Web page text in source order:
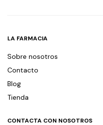
LA FARMACIA
Sobre nosotros
Contacto
Blog
Tienda
CONTACTA CON NOSOTROS